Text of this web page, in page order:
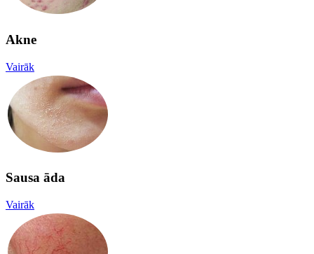
Akne
Vairāk
Sausa āda
Vairāk